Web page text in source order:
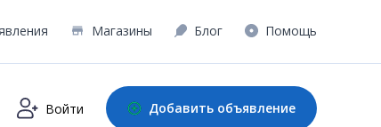
Магазины Блог Помощь
Войти Добавить объявление